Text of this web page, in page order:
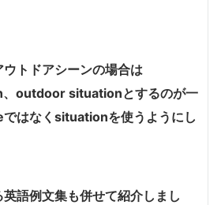
ウトドアシーンの場合は
outdoor situationとするのが一
はなくsituationを使うようにし
語例文集も併せて紹介しまし